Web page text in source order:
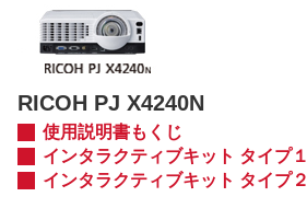
RICOH PJ X4240N
使用説明書もくじ
インタラクティブキット タイプ１
インタラクティブキット タイプ２